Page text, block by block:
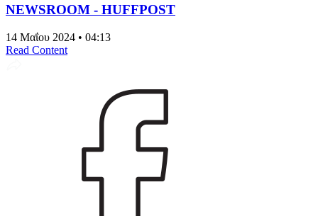
NEWSROOM - HUFFPOST
14 Μαΐου 2024 • 04:13
Read Content